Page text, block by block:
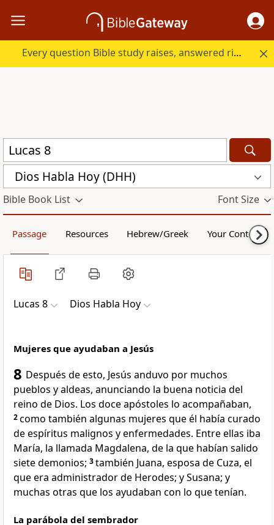
Every question Bible study raises, answered right here.
Dios Habla Hoy (DHH)
Bible Book List Font Size
Passage Resources Hebrew/Greek Your Content
Lucas 8 Dios Habla Hoy
Mujeres que ayudaban a Jesús
8 Después de esto, Jesús anduvo por muchos
pueblos y aldeas, anunciando la buena noticia del
reino de Dios. Los doce apóstoles lo acompañaban,
2como también algunas mujeres que él había curado
de espíritus malignos y enfermedades. Entre ellas iba
María, la llamada Magdalena, de la que habían salido
siete demonios; 3también Juana, esposa de Cuza, el
que era administrador de Herodes; y Susana; y
muchas otras que los ayudaban con lo que tenían.
La parábola del sembrador